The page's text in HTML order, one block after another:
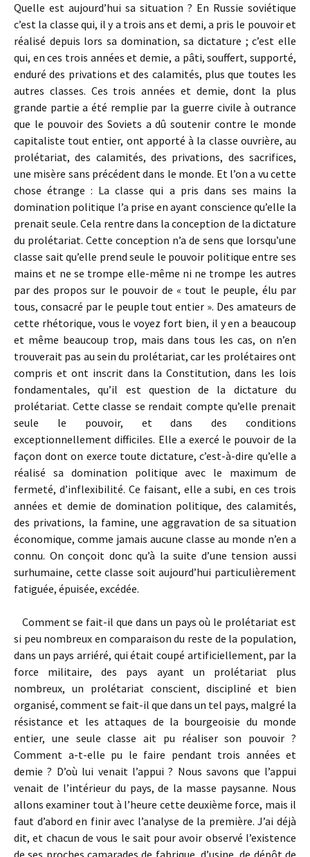
Quelle est aujourd’hui sa situation ? En Russie soviétique
c’est la classe qui, il y a trois ans et demi, a pris le pouvoir et
réalisé depuis lors sa domination, sa dictature ; c’est elle
qui, en ces trois années et demie, a pâti, souffert, supporté,
enduré des privations et des calamités, plus que toutes les
autres classes. Ces trois années et demie, dont la plus
grande partie a été remplie par la guerre civile à outrance
que le pouvoir des Soviets a dû soutenir contre le monde
capitaliste tout entier, ont apporté à la classe ouvrière, au
prolétariat, des calamités, des privations, des sacrifices,
une misère sans précédent dans le monde. Et l’on a vu cette
chose étrange : La classe qui a pris dans ses mains la
domination politique l’a prise en ayant conscience qu’elle la
prenait seule. Cela rentre dans la conception de la dictature
du prolétariat. Cette conception n’a de sens que lorsqu’une
classe sait qu’elle prend seule le pouvoir politique entre ses
mains et ne se trompe elle-même ni ne trompe les autres
par des propos sur le pouvoir de « tout le peuple, élu par
tous, consacré par le peuple tout entier ». Des amateurs de
cette rhétorique, vous le voyez fort bien, il y en a beaucoup
et même beaucoup trop, mais dans tous les cas, on n’en
trouverait pas au sein du prolétariat, car les prolétaires ont
compris et ont inscrit dans la Constitution, dans les lois
fondamentales, qu’il est question de la dictature du
prolétariat. Cette classe se rendait compte qu’elle prenait
seule le pouvoir, et dans des conditions
exceptionnellement difficiles. Elle a exercé le pouvoir de la
façon dont on exerce toute dictature, c’est-à-dire qu’elle a
réalisé sa domination politique avec le maximum de
fermeté, d’inflexibilité. Ce faisant, elle a subi, en ces trois
années et demie de domination politique, des calamités,
des privations, la famine, une aggravation de sa situation
économique, comme jamais aucune classe au monde n’en a
connu. On conçoit donc qu’à la suite d’une tension aussi
surhumaine, cette classe soit aujourd’hui particulièrement
fatiguée, épuisée, excédée.
Comment se fait-il que dans un pays où le prolétariat est
si peu nombreux en comparaison du reste de la population,
dans un pays arriéré, qui était coupé artificiellement, par la
force militaire, des pays ayant un prolétariat plus
nombreux, un prolétariat conscient, discipliné et bien
organisé, comment se fait-il que dans un tel pays, malgré la
résistance et les attaques de la bourgeoisie du monde
entier, une seule classe ait pu réaliser son pouvoir ?
Comment a-t-elle pu le faire pendant trois années et
demie ? D’où lui venait l’appui ? Nous savons que l’appui
venait de l’intérieur du pays, de la masse paysanne. Nous
allons examiner tout à l’heure cette deuxième force, mais il
faut d’abord en finir avec l’analyse de la première. J’ai déjà
dit, et chacun de vous le sait pour avoir observé l’existence
de ses proches camarades de fabrique, d’usine, de dépôt de